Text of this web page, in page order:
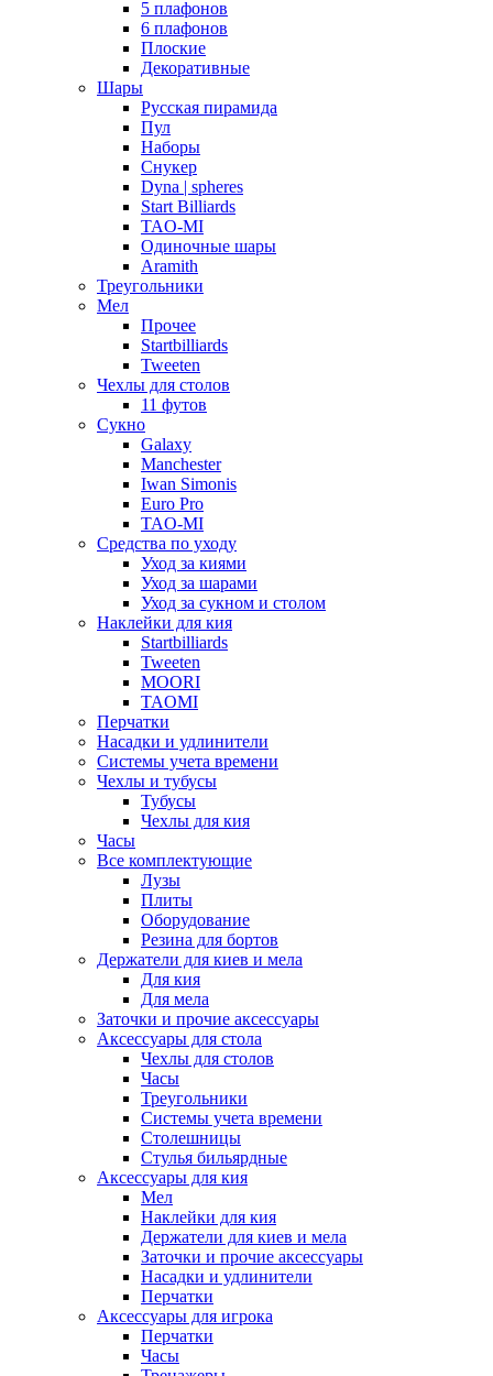
5 плафонов
6 плафонов
Плоские
Декоративные
Шары
Русская пирамида
Пул
Наборы
Снукер
Dyna | spheres
Start Billiards
TAO-MI
Одиночные шары
Aramith
Треугольники
Мел
Прочее
Startbilliards
Tweeten
Чехлы для столов
11 футов
Сукно
Galaxy
Manchester
Iwan Simonis
Euro Pro
TAO-MI
Средства по уходу
Уход за киями
Уход за шарами
Уход за сукном и столом
Наклейки для кия
Startbilliards
Tweeten
MOORI
TAOMI
Перчатки
Насадки и удлинители
Системы учета времени
Чехлы и тубусы
Тубусы
Чехлы для кия
Часы
Все комплектующие
Лузы
Плиты
Оборудование
Резина для бортов
Держатели для киев и мела
Для кия
Для мела
Заточки и прочие аксессуары
Аксессуары для стола
Чехлы для столов
Часы
Треугольники
Системы учета времени
Столешницы
Стулья бильярдные
Аксессуары для кия
Мел
Наклейки для кия
Держатели для киев и мела
Заточки и прочие аксессуары
Насадки и удлинители
Перчатки
Аксессуары для игрока
Перчатки
Часы